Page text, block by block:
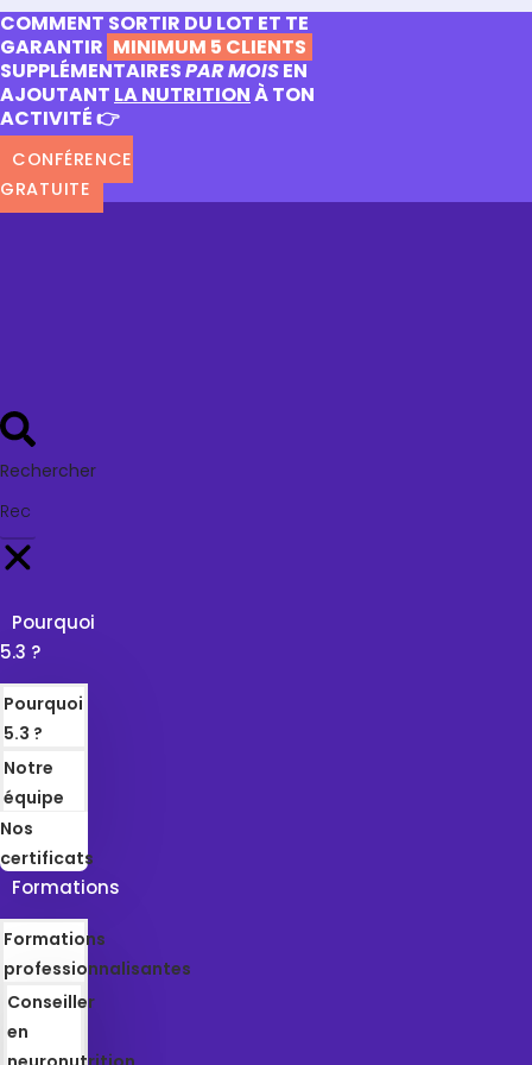
COMMENT SORTIR DU LOT ET TE
GARANTIR MINIMUM 5 CLIENTS
SUPPLÉMENTAIRESPAR MOISEN
AJOUTANT LA NUTRITIONÀ TON
ACTIVITÉ 👉
CONFÉRENCE
GRATUITE
Rechercher
Pourquoi
5.3 ?
Pourquoi
5.3 ?
Notre
équipe
Nos
certificats
Formations
Formations
professionnalisantes
Conseiller
en